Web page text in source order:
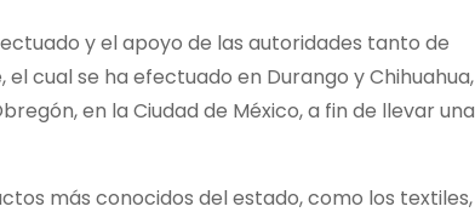
y el apoyo de las autoridades tanto de
cual se ha efectuado en Durango y Chihuahua,
en la Ciudad de México, a fin de llevar una
más conocidos del estado, como los textiles,